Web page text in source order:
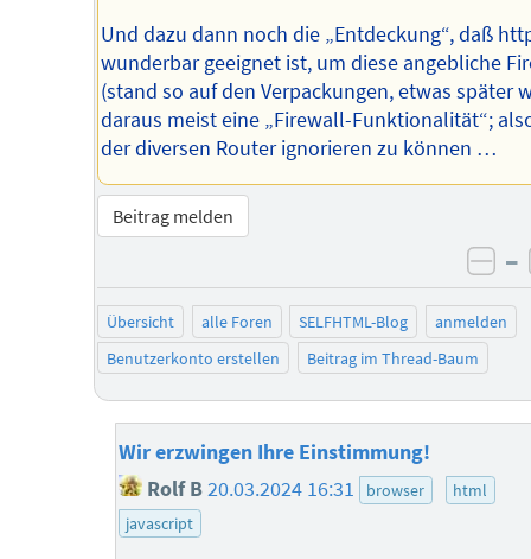
Und dazu dann noch die „Entdeckung“, daß
wunderbar geeignet ist, um diese angebliche
(stand so auf den Verpackungen, etwas später
daraus meist eine „Firewall-Funktionalität“;
der diversen Router ignorieren zu können …
Beitrag melden
–
Übersicht alle Foren SELFHTML-Blog
anmelden
Benutzerkonto erstellen
Beitrag im Thread-Baum
Wir erzwingen Ihre Einstimmung!
Rolf B 20.03.2024 16:31 browser
html
javascript